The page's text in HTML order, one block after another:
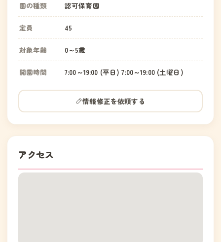
園の種類 認可保育園
定員 45
対象年齢 0～5歳
開園時間 7:00～19:00 (平日) 7:00～19:00 (土曜日)
情報修正を依頼する
アクセス